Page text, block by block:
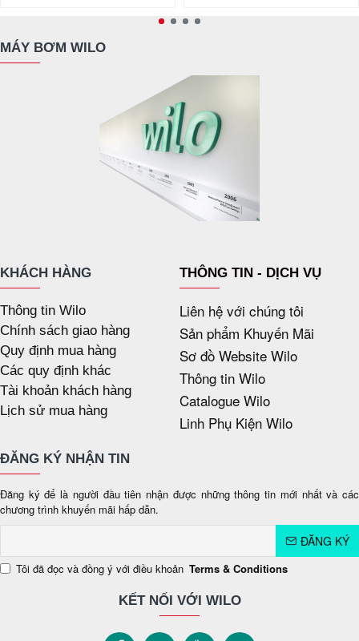
MÁY BƠM WILO
KHÁCH HÀNG
Thông tin Wilo
Chính sách giao hàng
Quy định mua hàng
Các quy định khác
Tài khoản khách hàng
Lịch sử mua hàng
THÔNG TIN - DỊCH VỤ
Liên hệ với chúng tôi
Sản phẩm Khuyến Mãi
Sơ đồ Website Wilo
Thông tin Wilo
Catalogue Wilo
Linh Phụ Kiện Wilo
ĐĂNG KÝ NHẬN TIN
Đăng ký để là người đầu tiên nhận được những thông tin mới nhất và các
chương trình khuyến mãi hấp dẫn.
ĐĂNG KÝ
Tôi đã đọc và đồng ý với điều khoản Terms & Conditions
KẾT NỐI VỚI WILO